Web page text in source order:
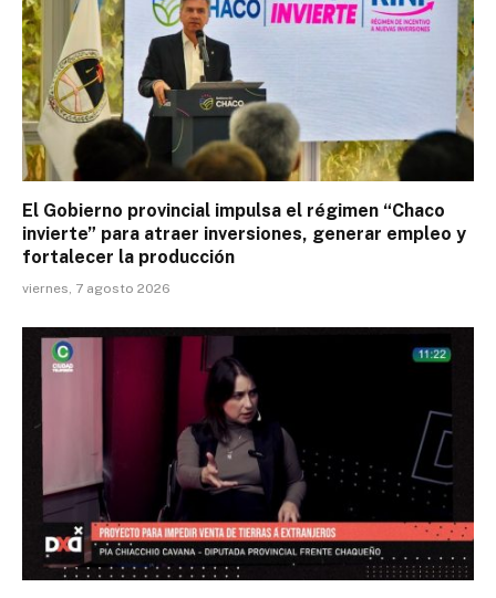
El Gobierno provincial impulsa el régimen “Chaco
invierte” para atraer inversiones, generar empleo y
fortalecer la producción
viernes, 7 agosto 2026